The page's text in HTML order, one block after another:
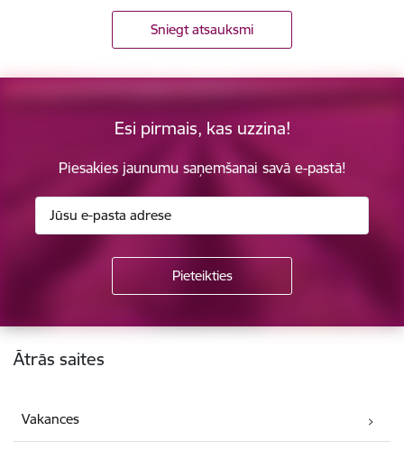
Sniegt atsauksmi
Esi pirmais, kas uzzina!
Piesakies jaunumu saņemšanai savā e-pastā!
Kājene
Ātrās saites
Vakances